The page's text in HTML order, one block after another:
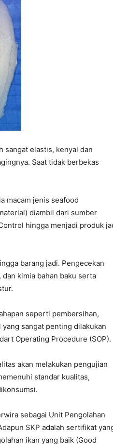
sangat elastis, kenyal dan
Saat tidak berbekas
macam jenis seafood
diambil dari sumber
hingga menjadi produk
barang jadi. Pengecekan
kimia bahan baku serta
seperti pembersihan,
sangat penting dilakukan
Operating Procedure (SOP).
akan melakukan pengujian
standar kualitas,
sebagai Unit Pengolahan
SKP adalah sertifikat
ikan yang baik (Good